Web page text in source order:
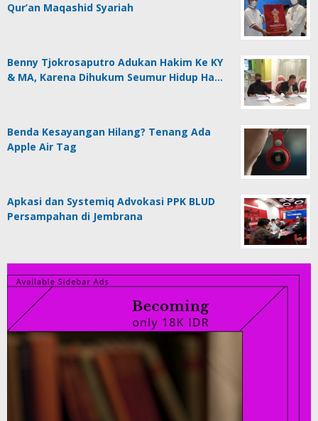
Qur’an Maqashid Syariah
Benny Tjokrosaputro Adukan Hakim Ke KY
& MA, Karena Dihukum Seumur Hidup Ha…
Benda Kesayangan Hilang? Tenang Ada
Apple Air Tag
Apkasi dan Systemiq Advokasi PPK BLUD
Persampahan di Jembrana